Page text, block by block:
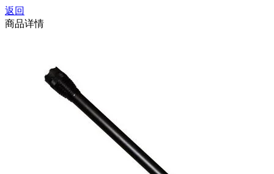
返回
商品详情